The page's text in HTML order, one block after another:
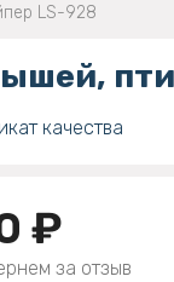
LS-928
качества
₽
за отзыв